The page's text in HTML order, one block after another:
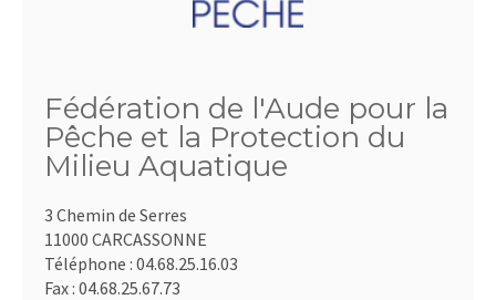
Fédération de l'Aude pour la
Pêche et la Protection du
Milieu Aquatique
3 Chemin de Serres
11000 CARCASSONNE
Téléphone : 04.68.25.16.03
Fax : 04.68.25.67.73